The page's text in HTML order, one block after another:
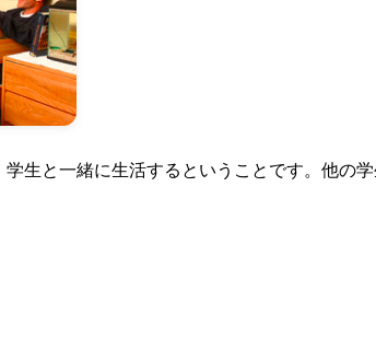
生と一緒に生活するということです。他の